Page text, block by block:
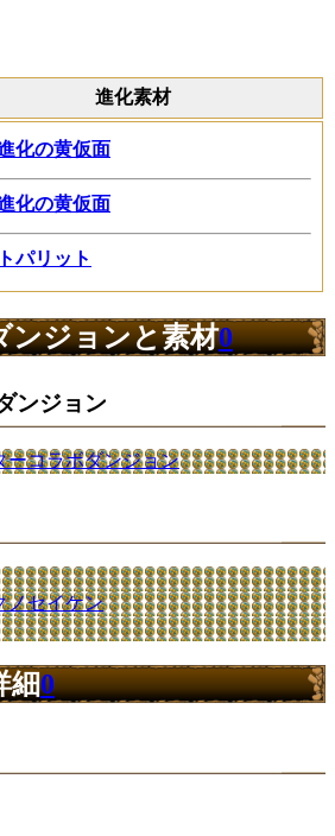
進化素材
化の黄仮面
化の黄仮面
トパリット
ンジョンと素材0
ンジョン
ーコラボダンジョン
ノセイケン
細0